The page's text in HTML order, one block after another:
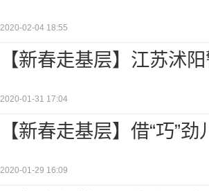
2020-02-04 18:55
【新春走基层】江苏沭
2020-01-31 17:04
【新春走基层】借“巧”
2020-01-29 16:09